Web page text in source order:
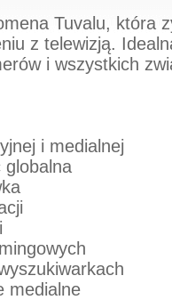
Tuvalu, która
z telewizją.
i wszystkich
i medialnej
globalna
medialne